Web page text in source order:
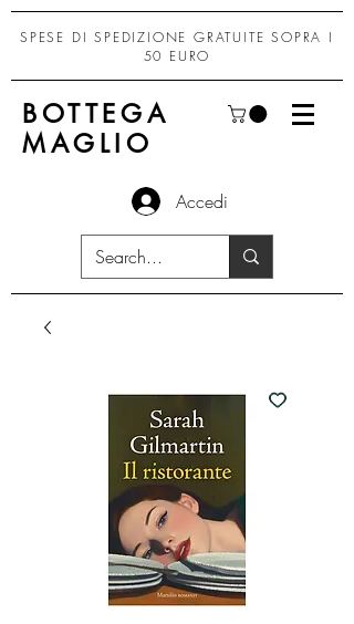
SPESE DI SPEDIZIONE GRATUITE SOPRA I
50 EURO
BOTTEGA
MAGLIO
Accedi